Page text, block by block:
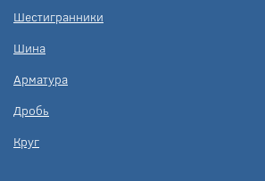
Шестигранники
Шина
Арматура
Дробь
Круг